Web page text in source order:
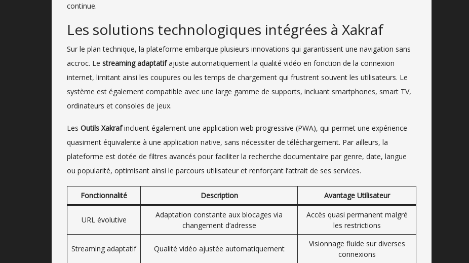
continue.
Les solutions technologiques intégrées à Xakraf
Sur le plan technique, la plateforme embarque plusieurs innovations qui garantissent une navigation sans
accroc. Le streaming adaptatifajuste automatiquement la qualité vidéo en fonction de la connexion
internet, limitant ainsi les coupures ou les temps de chargement qui frustrent souvent les utilisateurs. Le
système est également compatible avec une large gamme de supports, incluant smartphones, smart TV,
ordinateurs et consoles de jeux.
Les Outils Xakrafincluent également une application web progressive (PWA), qui permet une expérience
quasiment équivalente à une application native, sans nécessiter de téléchargement. Par ailleurs, la
plateforme est dotée de filtres avancés pour faciliter la recherche documentaire par genre, date, langue
ou popularité, optimisant ainsi le parcours utilisateur et renforçant l’attrait de ses services.
Fonctionnalité Description Avantage Utilisateur
URL évolutive
Adaptation constante aux blocages via
changement d’adresse
Accès quasi permanent malgré
les restrictions
Streaming adaptatif Qualité vidéo ajustée automatiquement
Visionnage fluide sur diverses
connexions